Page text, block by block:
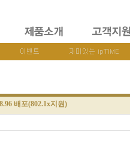
배포(802.1x지원)